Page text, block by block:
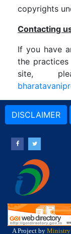
copyrights
Contacting
If you have
the
site,
DISCLAIMER
A Project by Ministry